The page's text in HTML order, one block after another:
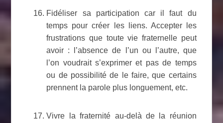
Fidéliser sa participation car il faut du
temps pour créer les liens. Accepter les
frustrations que toute vie fraternelle peut
avoir : l’absence de l’un ou l’autre, que
l’on voudrait s’exprimer et pas de temps
ou de possibilité de le faire, que certains
prennent la parole plus longuement, etc.
Vivre la fraternité au-delà de la réunion